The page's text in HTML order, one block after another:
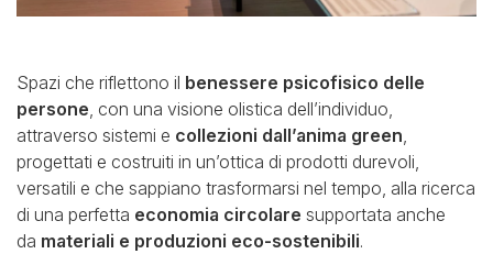
Spazi che riflettono il benessere psicofisico delle
persone, con una visione olistica dell’individuo,
attraverso sistemi e collezioni dall’anima green,
progettati e costruiti in un’ottica di prodotti durevoli,
versatili e che sappiano trasformarsi nel tempo, alla ricerca
di una perfetta economia circolare supportata anche
da materiali e produzioni eco-sostenibili.